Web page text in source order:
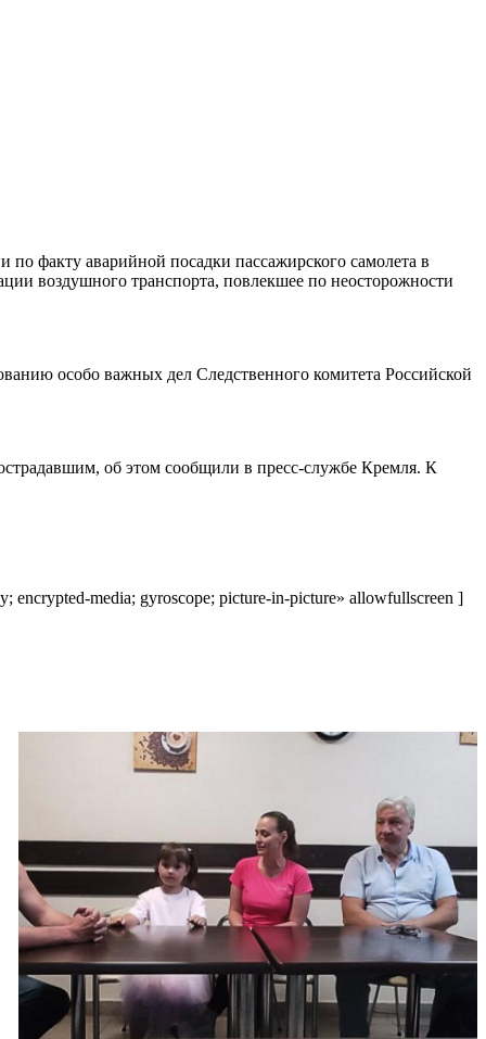
факту аварийной посадки пассажирского самолета в
воздушного транспорта, повлекшее по неосторожности
особо важных дел Следственного комитета Российской
об этом сообщили в пресс-службе Кремля. К
encrypted-media; gyroscope; picture-in-picture» allowfullscreen ]